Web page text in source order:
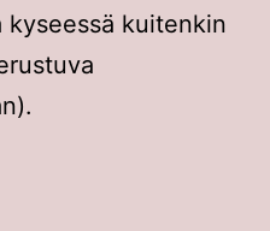
kyseessä kuitenkin